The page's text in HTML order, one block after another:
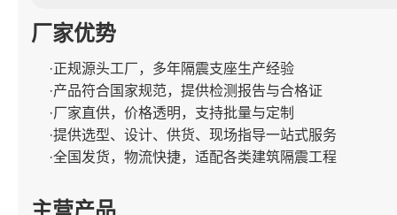
厂家优势
·正规源头工厂，多年隔震支座生产经验
·产品符合国家规范，提供检测报告与合格证
·厂家直供，价格透明，支持批量与定制
·提供选型、设计、供货、现场指导一站式服务
·全国发货，物流快捷，适配各类建筑隔震工程
主营产品